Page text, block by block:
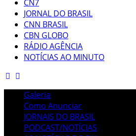
CN7
JORNAL DO BRASIL
CNN BRASIL
CBN GLOBO
RÁDIO AGÊNCIA
NOTÍCIAS AO MINUTO
Galeria
Como Anunciar
JORNAIS DO BRASIL
PODCAST/NOTÍCIAS